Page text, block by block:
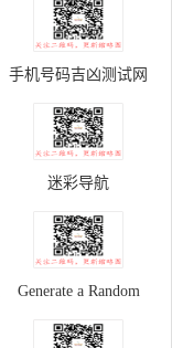
手机号码吉凶测试网
迷彩导航
Generate a Random
Name - Fake Name